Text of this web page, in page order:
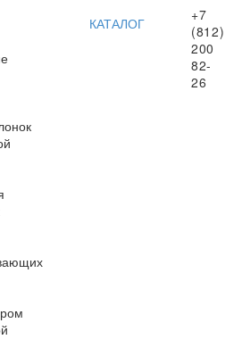
КАТАЛОГ
+7
(812)
200
82-
26